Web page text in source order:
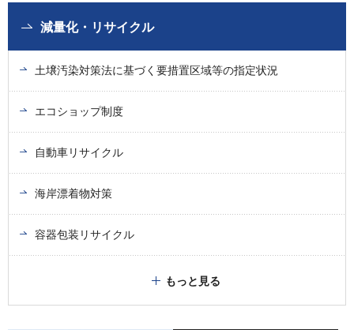
減量化・リサイクル
土壌汚染対策法に基づく要措置区域等の指定状況
エコショップ制度
自動車リサイクル
海岸漂着物対策
容器包装リサイクル
もっと見る